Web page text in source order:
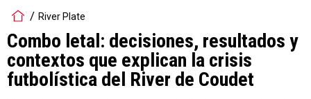
River Plate
Combo letal: decisiones, resultados y
contextos que explican la crisis
futbolística del River de Coudet